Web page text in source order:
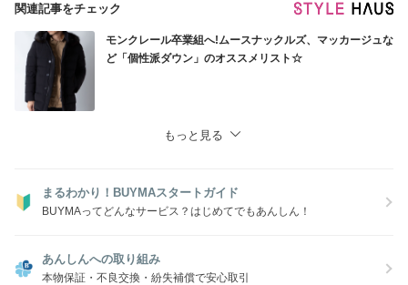
関連記事をチェック
モンクレール卒業組へ!ムースナックルズ、マッカージュな
ど「個性派ダウン」のオススメリスト☆
もっと見る
まるわかり！BUYMAスタートガイド
BUYMAってどんなサービス？はじめてでもあんしん！
あんしんへの取り組み
本物保証・不良交換・紛失補償で安心取引